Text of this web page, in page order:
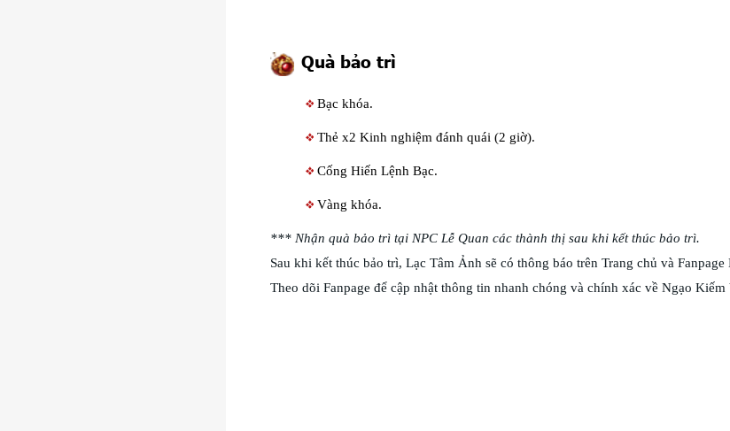
Quà bảo trì
Bạc khóa.
Thẻ x2 Kinh nghiệm đánh quái (2 giờ).
Cống Hiến Lệnh Bạc.
Vàng khóa.
*** Nhận quà bảo trì tại NPC Lễ Quan các thành thị sau khi kết thúc bảo trì.
Sau khi kết thúc bảo trì, Lạc Tâm Ảnh sẽ có thông báo trên Trang chủ và
Theo dõi Fanpage để cập nhật thông tin nhanh chóng và chính xác về Ngạo